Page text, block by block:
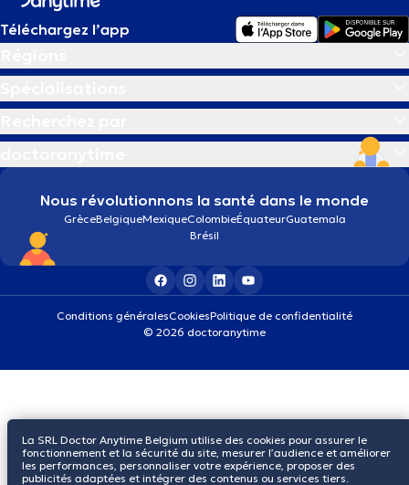
Téléchargez l’app
Nous révolutionnons la santé dans le monde
GrèceBelgiqueMexiqueColombieÉquateurGuatemala
Brésil
Conditions généralesCookiesPolitique de confidentialité
© 2026 doctoranytime
La SRL Doctor Anytime Belgium utilise des cookies pour assurer le
fonctionnement et la sécurité du site, mesurer l’audience et améliorer
les performances, personnaliser votre expérience, proposer des
publicités adaptées et intégrer des contenus ou services tiers.